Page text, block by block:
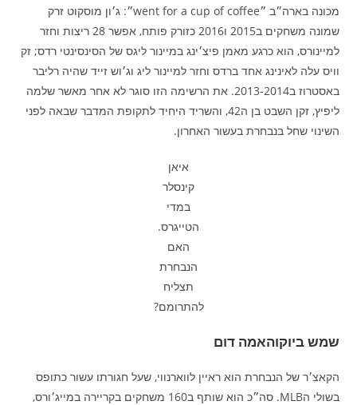
מכונה בארה״ב ״went for a cup of coffee״: ג׳ון מוסקוט זרק
שמונה משחקים ב2015 ו2016 כזורק פותח, אפשר 28 ריצות וחזר
למיינורס, הוא כרגע מאמן פיצ׳ינג במיינור ליגס של הסינסינטי רדס; זק
וויס עלה לאינינג אחד ברדס וחזר למיינור ליג וג׳וש זייד שהיה רליבר
באסטרוז ב2013-2014. את הרשימה הזו סוגר לא אחר מאשר שלמה
ליפיץ, זקן השבט בן ה42, והשריד היחיד לתקופת המדבר שבאה לפני
השינוי שחל בנבחרת בעשור האחרון.
איאן
קינסלר
במדי
הטייגרס.
האם
הנבחרת
תצליח
להתרומם?
שמש ביוקוהאמה דום
הקאצ׳ר של הנבחרת הוא ראיין לווארנווי, שעל חגורתו עשור כתופס
בשולי הMLB. סה״כ הוא שותף ב160 משחקים בקריירה במייג׳ורס,